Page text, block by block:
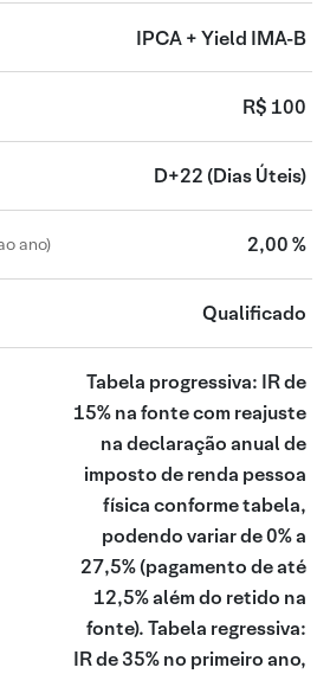
IPCA + Yield IMA-B
R$ 100
D+22 (Dias Úteis)
ano) 2,00 %
Qualificado
Tabela progressiva: IR de
15% na fonte com reajuste
na declaração anual de
imposto de renda pessoa
física conforme tabela,
podendo variar de 0% a
27,5% (pagamento de até
12,5% além do retido na
fonte). Tabela regressiva:
IR de 35% no primeiro ano,